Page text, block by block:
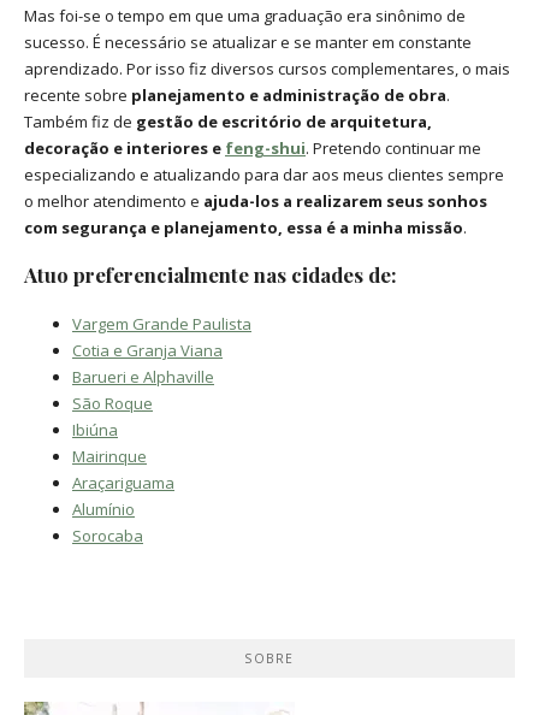
Mas foi-se o tempo em que uma graduação era sinônimo de
sucesso. É necessário se atualizar e se manter em constante
aprendizado. Por isso fiz diversos cursos complementares, o mais
recente sobre planejamento e administração de obra.
Também fiz de gestão de escritório de arquitetura,
decoração e interiores e feng-shui. Pretendo continuar me
especializando e atualizando para dar aos meus clientes sempre
o melhor atendimento e ajuda-los a realizarem seus sonhos
com segurança e planejamento, essa é a minha missão.
Atuo preferencialmente nas cidades de:
Vargem Grande Paulista
Cotia e Granja Viana
Barueri e Alphaville
São Roque
Ibiúna
Mairinque
Araçariguama
Alumínio
Sorocaba
SOBRE